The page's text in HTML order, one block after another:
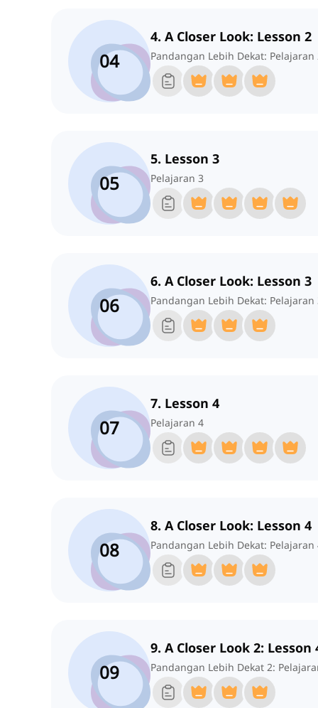
04
4. A Closer Look: Lesson 2
Pandangan Lebih Dekat: Pelajaran
05
5. Lesson 3
Pelajaran 3
06
6. A Closer Look: Lesson 3
Pandangan Lebih Dekat: Pelajaran
07
7. Lesson 4
Pelajaran 4
08
8. A Closer Look: Lesson 4
Pandangan Lebih Dekat: Pelajaran
09
9. A Closer Look 2: Lesson
Pandangan Lebih Dekat 2: